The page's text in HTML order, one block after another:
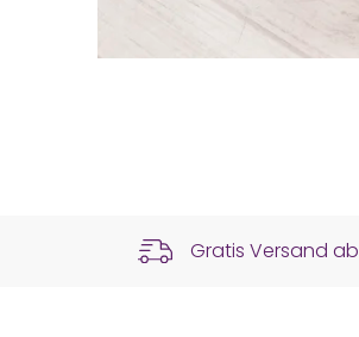
Gratis Versand ab